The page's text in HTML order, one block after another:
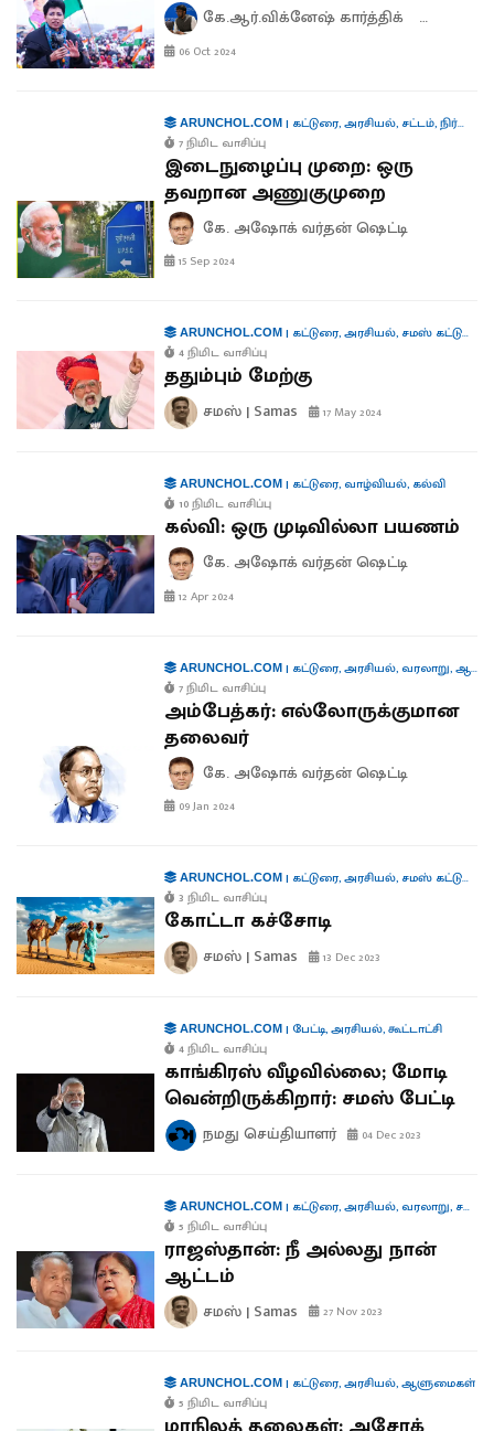
கே.ஆர்.விக்னேஷ் கார்த்திக் ஆனந்த்
06 Oct 2024
ARUNCHOL.COM| கட்டுரை,அரசியல், சட்டம்,நிர்வாகம்
7 நிமிட வாசிப்பு
இடைநுழைப்பு முறை: ஒரு
தவறான அணுகுமுறை
கே. அஷோக் வர்தன் ஷெட்டி
15 Sep 2024
ARUNCHOL.COM| கட்டுரை,அரசியல், சமஸ் கட்டுரை
4 நிமிட வாசிப்பு
ததும்பும் மேற்கு
சமஸ் | Samas 17 May 2024
ARUNCHOL.COM| கட்டுரை, வாழ்வியல், கல்வி
10 நிமிட வாசிப்பு
கல்வி: ஒரு முடிவில்லா பயணம்
கே. அஷோக் வர்தன் ஷெட்டி
12 Apr 2024
ARUNCHOL.COM| கட்டுரை,அரசியல், வரலாறு,ஆளுமைகள்
7 நிமிட வாசிப்பு
அம்பேத்கர்: எல்லோருக்குமான
தலைவர்
கே. அஷோக் வர்தன் ஷெட்டி
09 Jan 2024
ARUNCHOL.COM| கட்டுரை,அரசியல், சமஸ் கட்டுரை
3 நிமிட வாசிப்பு
கோட்டா கச்சோடி
சமஸ் | Samas 13 Dec 2023
ARUNCHOL.COM| பேட்டி,அரசியல்,கூட்டாட்சி
4 நிமிட வாசிப்பு
காங்கிரஸ் வீழவில்லை; மோடி
வென்றிருக்கிறார்: சமஸ் பேட்டி
நமது செய்தியாளர் 04 Dec 2023
ARUNCHOL.COM| கட்டுரை,அரசியல், வரலாறு, சமஸ் கட்டுரை
5 நிமிட வாசிப்பு
ராஜஸ்தான்: நீ அல்லது நான்
ஆட்டம்
சமஸ் | Samas 27 Nov 2023
ARUNCHOL.COM| கட்டுரை,அரசியல்,ஆளுமைகள்
5 நிமிட வாசிப்பு